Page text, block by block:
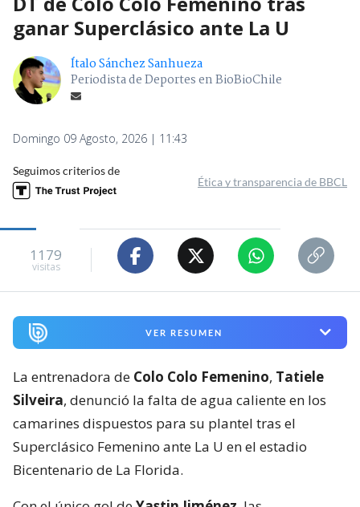
ganar Superclásico ante La U
Ítalo Sánchez Sanhueza
Periodista de Deportes en BioBioChile
Domingo 09 Agosto, 2026 | 11:43
Seguimos criterios de
Ética y transparencia de BBCL
1179
visitas
VER RESUMEN
La entrenadora de Colo Colo Femenino, Tatiele
Silveira, denunció la falta de agua caliente en los
camarines dispuestos para su plantel tras el
Superclásico Femenino ante La U en el estadio
Bicentenario de La Florida.